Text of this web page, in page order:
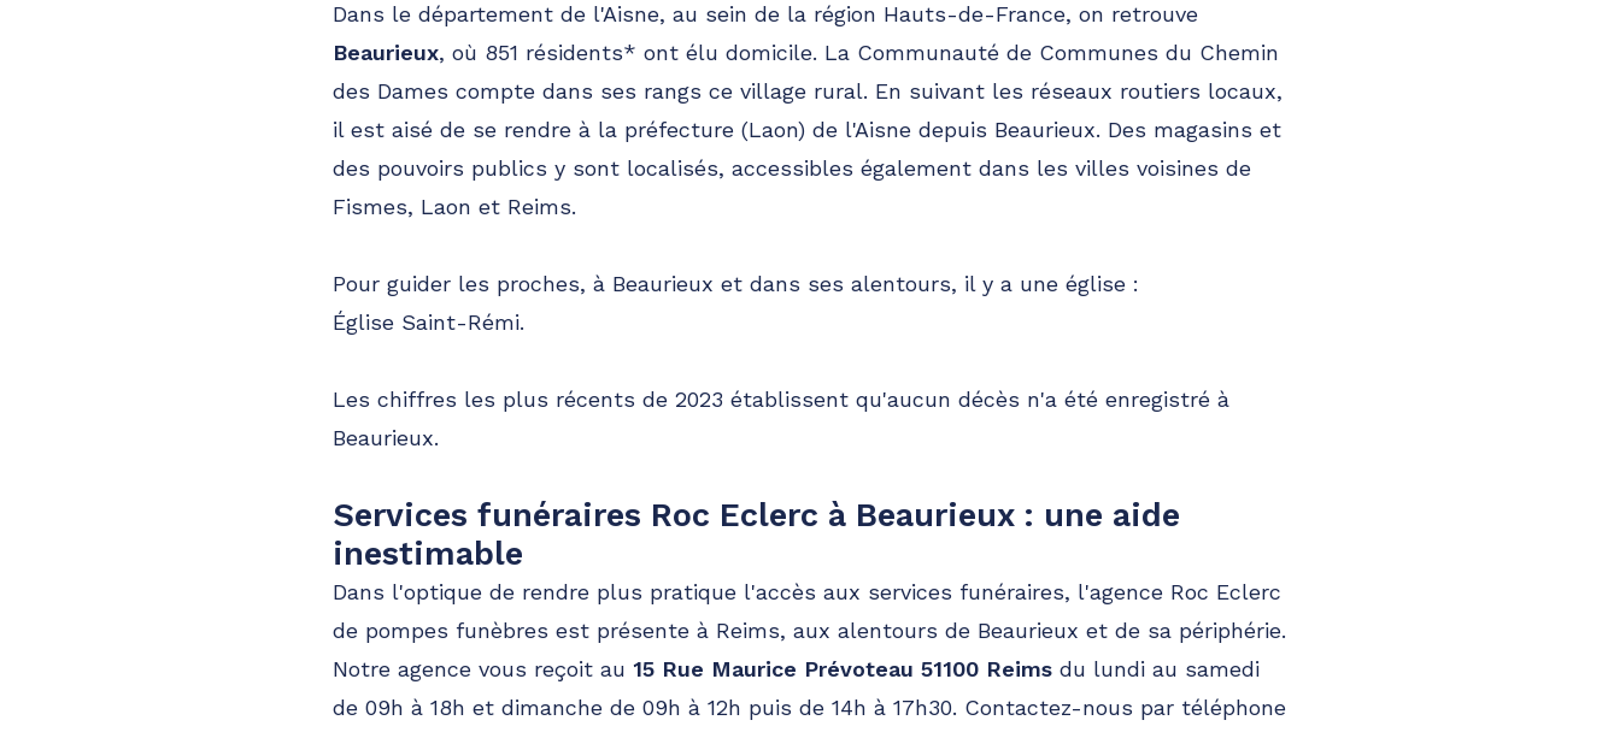
Dans le département de l'Aisne, au sein de la région Hauts-de-France, on retrouve
Beaurieux, où 851 résidents* ont élu domicile. La Communauté de Communes du Chemin
des Dames compte dans ses rangs ce village rural. En suivant les réseaux routiers locaux,
il est aisé de se rendre à la préfecture (Laon) de l'Aisne depuis Beaurieux. Des magasins et
des pouvoirs publics y sont localisés, accessibles également dans les villes voisines de
Fismes, Laon et Reims.
Pour guider les proches, à Beaurieux et dans ses alentours, il y a une église :
Église Saint-Rémi.
Les chiffres les plus récents de 2023 établissent qu'aucun décès n'a été enregistré à
Beaurieux.
Services funéraires Roc Eclerc à Beaurieux : une aide
inestimable
Dans l'optique de rendre plus pratique l'accès aux services funéraires, l'agence Roc Eclerc
de pompes funèbres est présente à Reims, aux alentours de Beaurieux et de sa périphérie.
Notre agence vous reçoit au 15 Rue Maurice Prévoteau 51100 Reims du lundi au samedi
de 09h à 18h et dimanche de 09h à 12h puis de 14h à 17h30. Contactez-nous par téléphone